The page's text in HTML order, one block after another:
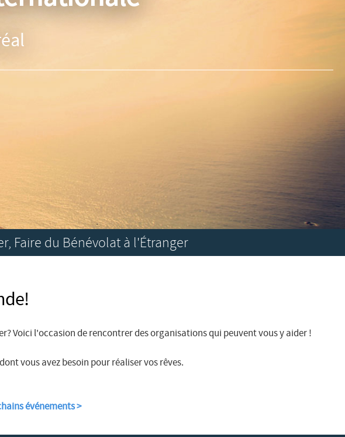
Faire du Bénévolat à l'Étranger
Voici l'occasion de rencontrer des organisations qui peuvent vous y aider !
vous avez besoin pour réaliser vos rêves.
événements >